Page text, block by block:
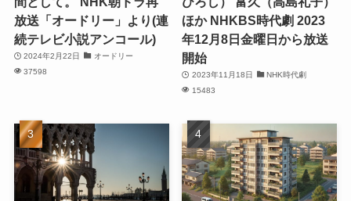
放送「オードリー」より(連
続テレビ小説アンコール)
2024年2月22日
オードリー
37598
ほか NHKBS時代劇 2023
年12月8日金曜日から放送
開始
2023年11月18日
NHK時代劇
15483